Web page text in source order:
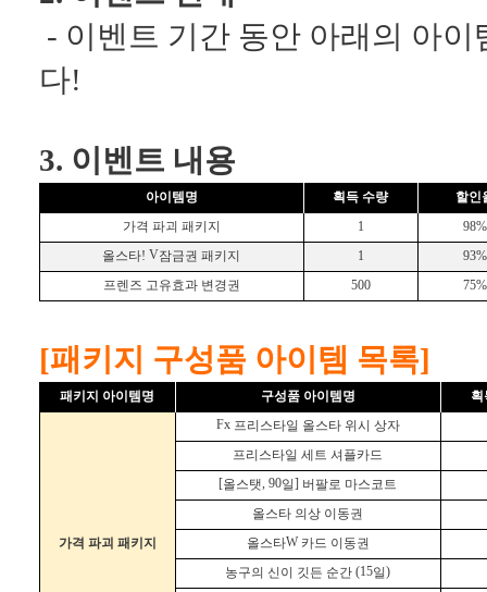
- 이벤트 기간 동안 아래의 아
다!
3. 이벤트 내용
아이템명 획득 수량
할인
가격 파괴 패키지
1
98%
올스타! V잠금권 패키지 1
93%
프렌즈 고유효과 변경권
500 75%
[패키지 구성품 아이템 목록]
패키지 아이템명 구성품 아이템명 획
가격 파괴 패키지
Fx 프리스타일 올스타 위시 상자
프리스타일 세트 셔플카드
[올스탯, 90일] 버팔로 마스코트
올스타 의상 이동권
올스타W 카드 이동권
농구의 신이 깃든 순간(15일)